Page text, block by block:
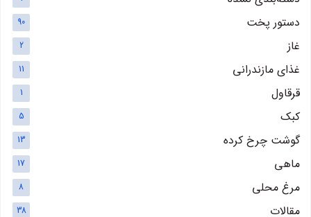
دستور پخت 90
غاز 2
غذای مازندرانی 11
قرقاول 1
کبک 5
گوشت چرخ کرده 13
ماهی 17
مرغ محلی 8
مقالات 38